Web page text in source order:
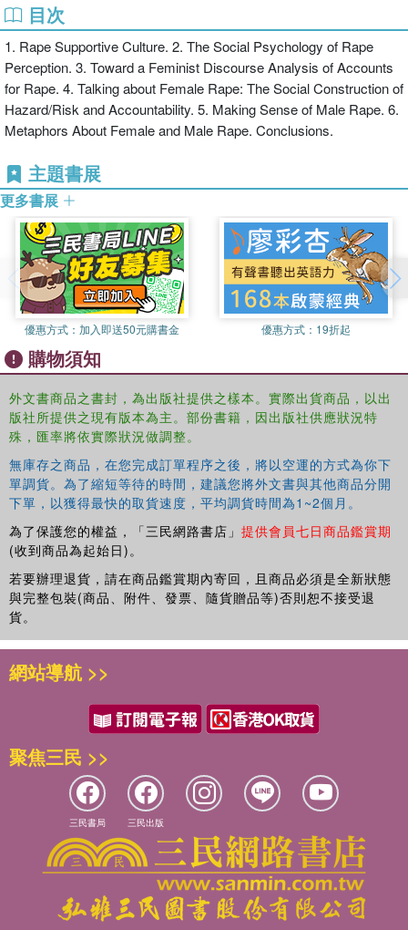
How the gender and sexual orientation of alleged victims and
perpetrators is crucial to social participants when making sense of
a rape report and in apportioning blame and sympathy
How arguments that are critical of alleged victims are built in ways
that are 'face saving' for the participants in the conversations, and
how victim-blaming arguments are presented as 'common sense'.
academic contexts to promote attitude change.
The book will be of great interest to those studying social and
and communication studies.
目次
1. Rape Supportive Culture. 2. The Social Psychology of Rape
Perception. 3. Toward a Feminist Discourse Analysis of Accounts
for Rape. 4. Talking about Female Rape: The Social Construction of
Hazard/Risk and Accountability. 5. Making Sense of Male Rape. 6.
Metaphors About Female and Male Rape. Conclusions.
主題書展
更多書展
優惠方式： 加入即送50元購書金 優惠方式： 19折起
購物須知
外文書商品之書封，為出版社提供之樣本。實際出貨商品，以出
版社所提供之現有版本為主。部份書籍，因出版社供應狀況特
殊，匯率將依實際狀況做調整。
無庫存之商品，在您完成訂單程序之後，將以空運的方式為你下
單調貨。為了縮短等待的時間，建議您將外文書與其他商品分開
下單，以獲得最快的取貨速度，平均調貨時間為1~2個月。
為了保護您的權益，「三民網路書店」 提供會員七日商品鑑賞期
(收到商品為起始日)。
若要辦理退貨，請在商品鑑賞期內寄回，且商品必須是全新狀態
與完整包裝(商品、附件、發票、隨貨贈品等)否則恕不接受退
貨。
網站導航 >>
聚焦三民 >>
三民書局 三民出版